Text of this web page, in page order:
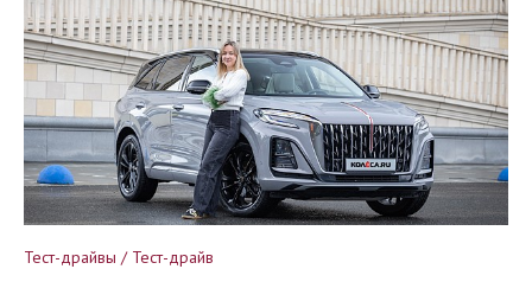
Тест-драйвы / Тест-драйв